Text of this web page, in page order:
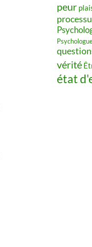
peur
vérité
état